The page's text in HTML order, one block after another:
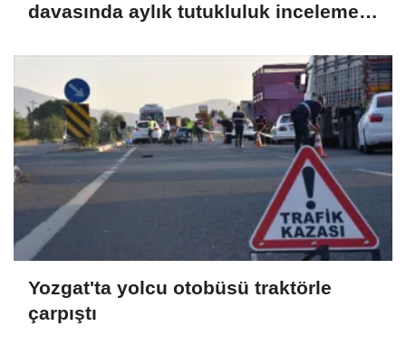
davasında aylık tutukluluk incelemesi
Yozgat'ta yolcu otobüsü traktörle
çarpıştı